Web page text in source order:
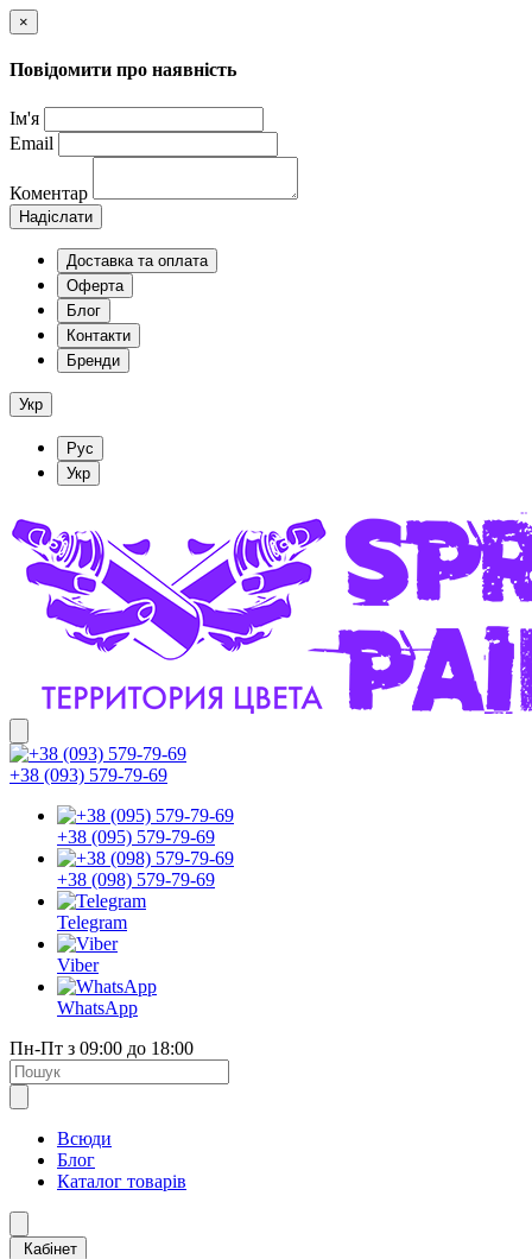
×
Повідомити про наявність
Ім'я
Email
Коментар
Надіслати
Доставка та оплата
Оферта
Блог
Контакти
Бренди
Укр
Рус
Укр
+38 (093) 579-79-69
+38 (095) 579-79-69
+38 (098) 579-79-69
Telegram
Viber
WhatsApp
Пн-Пт з 09:00 до 18:00
Всюди
Блог
Каталог товарів
Кабінет